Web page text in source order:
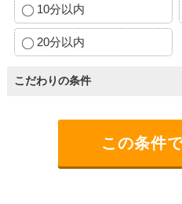
10分以内
20分以内
こだわりの条件